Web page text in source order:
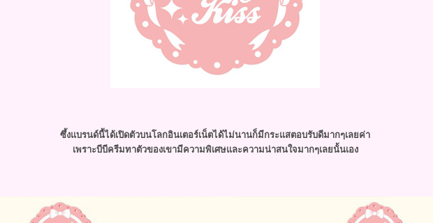
ซึ้งแบรนด์นี้ได้เปิดตัวบนโลกอินเตอร์เน็ตได้ไม่นานก็มีกระแสตอบรับดีมากๆเลยค่า
เพราะบีบีครีมทาตัวของเขามีความพิเศษและความน่าสนใจมากๆเลยนั้นเอง